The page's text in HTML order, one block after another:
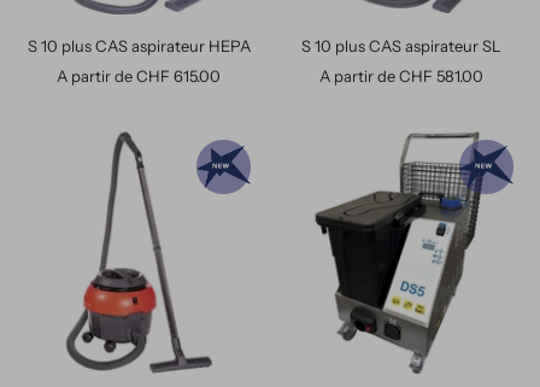
S 10 plus CAS aspirateur HEPA
Prix
A partir de CHF 615.00
S 10 plus CAS aspirateur SL
Prix
A partir de CHF 581.00